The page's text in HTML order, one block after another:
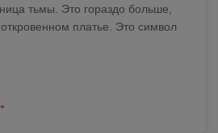
тьмы. Это гораздо больше,
платье. Это символ